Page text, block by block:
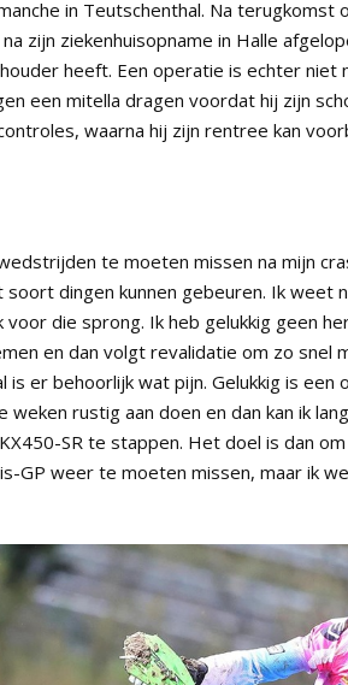
in Teutschenthal. Na terugkomst
zijn ziekenhuisopname in Halle
heeft. Een operatie is echter niet
een mitella dragen voordat hij zijn
waarna hij zijn rentree kan
te moeten missen na mijn
dingen kunnen gebeuren. Ik weet
die sprong. Ik heb gelukkig geen
en dan volgt revalidatie om zo snel
er behoorlijk wat pijn. Gelukkig is een
rustig aan doen en dan kan ik
SR te stappen. Het doel is dan
GP weer te moeten missen, maar ik